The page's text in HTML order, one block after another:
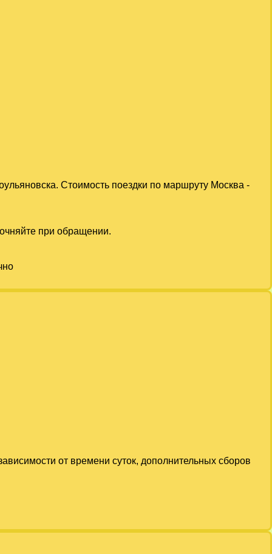
Стоимость поездки по маршруту Москва -
при обращении.
от времени суток, дополнительных сборов